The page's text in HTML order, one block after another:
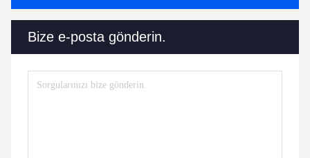
Bize e-posta gönderin.